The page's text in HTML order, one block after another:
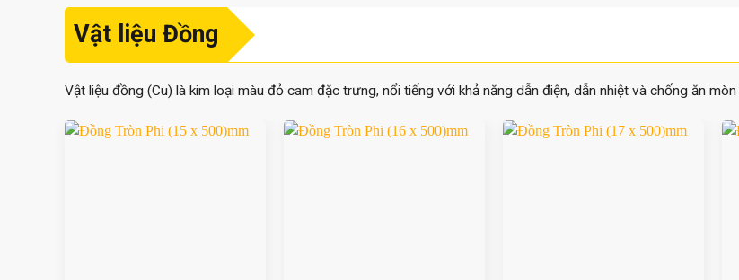
Vật liệu Đồng
Vật liệu đồng (Cu) là kim loại màu đỏ cam đặc trưng, nổi tiếng với khả năng dẫn điện, dẫn nhiệt và chống ăn